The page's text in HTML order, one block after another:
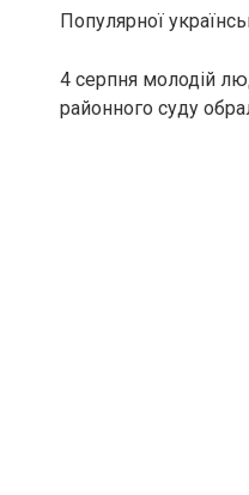
Популярної
4 серпня молодій
районного суду